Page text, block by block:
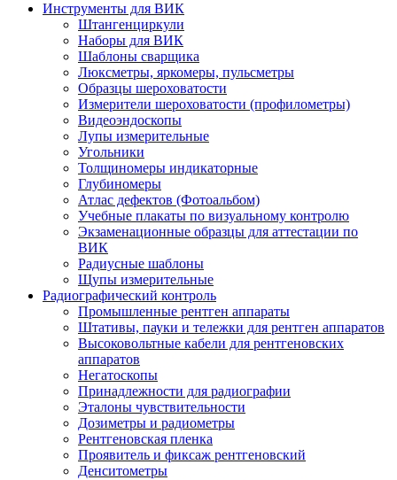
Инструменты для ВИК
Штангенциркули
Наборы для ВИК
Шаблоны сварщика
Люксметры, яркомеры, пульсметры
Образцы шероховатости
Измерители шероховатости (профилометры)
Видеоэндоскопы
Лупы измерительные
Угольники
Толщиномеры индикаторные
Глубиномеры
Атлас дефектов (Фотоальбом)
Учебные плакаты по визуальному контролю
Экзаменационные образцы для аттестации по
ВИК
Радиусные шаблоны
Щупы измерительные
Радиографический контроль
Промышленные рентген аппараты
Штативы, пауки и тележки для рентген аппаратов
Высоковольтные кабели для рентгеновских
аппаратов
Негатоскопы
Принадлежности для радиографии
Эталоны чувствительности
Дозиметры и радиометры
Рентгеновская пленка
Проявитель и фиксаж рентгеновский
Денситометры